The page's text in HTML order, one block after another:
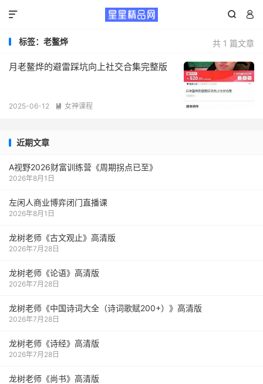
 

共 1 篇文章
标签：老鳌烨
月老鳌烨的避雷踩坑向上社交合集完整版
2025-06-12  女神课程
近期文章
A视野2026财富训练营《周期拐点已至》
2026年8月1日
左闲人商业博弈闭门直播课
2026年8月1日
龙树老师《古文观止》高清版
2026年7月28日
龙树老师《论语》高清版
2026年7月28日
龙树老师《中国诗词大全（诗词歌赋200+）》高清版
2026年7月28日
龙树老师《诗经》高清版
2026年7月28日
龙树老师《尚书》高清版